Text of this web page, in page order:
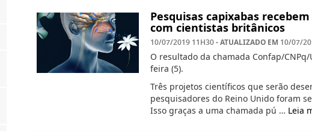
Pesquisas capixabas
com cientistas britânicos
10/07/2019 11H30- ATUALIZADO EM 10/07/
O resultado da chamada Confap/
feira (5).
Três projetos científicos que serão
pesquisadores do Reino Unido foram
Isso graças a uma chamada pú … Leia